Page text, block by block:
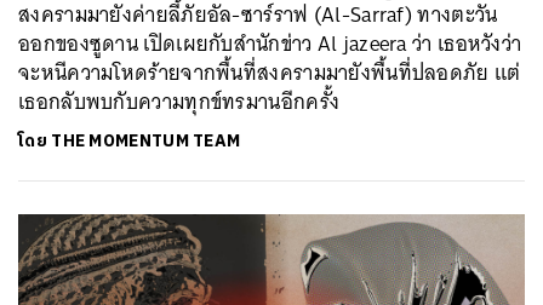
สงครามมายังค่ายลี้ภัยอัล-ซาร์ราฟ (Al-Sarraf) ทางตะวัน
ออกของซูดาน เปิดเผยกับสำนักข่าว Al jazeera ว่า เธอหวังว่า
จะหนีความโหดร้ายจากพื้นที่สงครามมายังพื้นที่ปลอดภัย แต่
เธอกลับพบกับความทุกข์ทรมานอีกครั้ง
โดย THE MOMENTUM TEAM